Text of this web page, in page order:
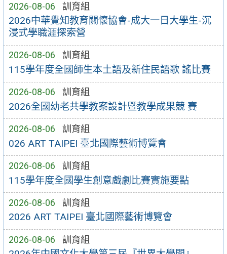
2026-08-06 訓育組
2026中華覺知教育關懷協會-成大一日大學生-沉
浸式學職涯探索營
2026-08-06 訓育組
115學年度全國師生本土語及新住民語歌 謠比賽
2026-08-06 訓育組
2026全國幼老共學教案設計暨教學成果競 賽
2026-08-06 訓育組
026 ART TAIPEI 臺北國際藝術博覽會
2026-08-06 訓育組
115學年度全國學生創意戲劇比賽實施要點
2026-08-06 訓育組
2026 ART TAIPEI 臺北國際藝術博覽會
2026-08-06 訓育組